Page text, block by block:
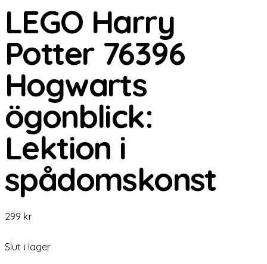
LEGO Harry
Potter 76396
Hogwarts
ögonblick:
Lektion i
spådomskonst
299 kr
Slut i lager